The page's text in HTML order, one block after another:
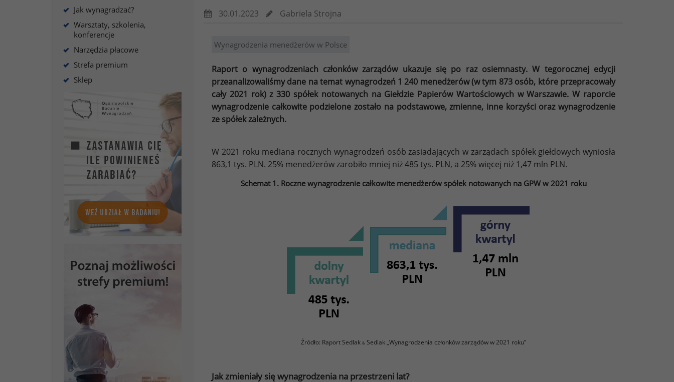
Jak wynagradzać?
Warsztaty, szkolenia,
konferencje
Narzędzia płacowe
Strefa premium
Sklep
30.01.2023 Gabriela Strojna
Wynagrodzenia menedżerów w Polsce
Raport o wynagrodzeniach członków zarządów ukazuje się po raz osiemnasty. W tegorocznej edycji
przeanalizowaliśmy dane na temat wynagrodzeń 1 240 menedżerów (w tym 873 osób, które przepracowały
cały 2021 rok) z 330 spółek notowanych na Giełdzie Papierów Wartościowych w Warszawie. W raporcie
wynagrodzenie całkowite podzielone zostało na podstawowe, zmienne, inne korzyści oraz wynagrodzenie
ze spółek zależnych.
W 2021 roku mediana rocznych wynagrodzeń osób zasiadających w zarządach spółek giełdowych wyniosła
863,1 tys. PLN. 25% menedżerów zarobiło mniej niż 485 tys. PLN, a 25% więcej niż 1,47 mln PLN.
Schemat 1. Roczne wynagrodzenie całkowite menedżerów spółek notowanych na GPW w 2021 roku
Źródło: Raport Sedlak & Sedlak „Wynagrodzenia członków zarządów w 2021 roku”
Jak zmieniały się wynagrodzenia na przestrzeni lat?